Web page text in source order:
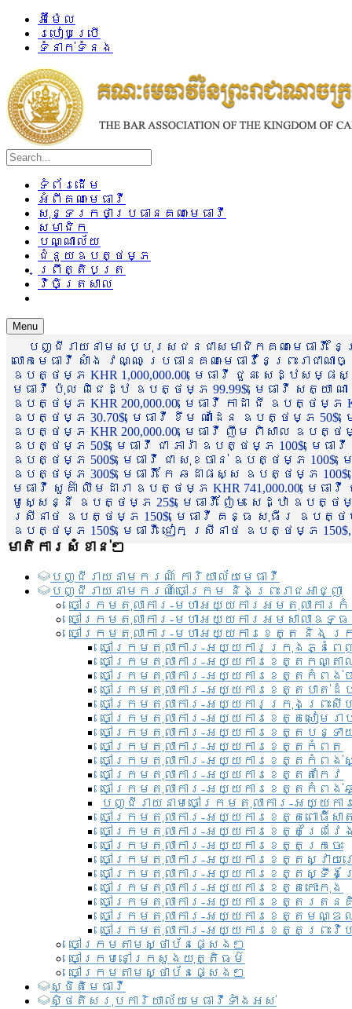
អ៊ីម៉ែល
របៀបប្រើ
ទំនាក់ទំនង
ទំព័រដើម
អំពីគណៈមេធាវី
សុន្ទរកថាប្រធានគណៈមេធាវី
សមាជិក
បណ្ណាល័យ
ជំនួយឧបត្ថម្ភ
ព្រឹត្តិបត្រ
វិចិត្រសាល
Menu
បញ្ជីរាយនាមសប្បុរសជនជាសមាជិកគណៈមេធាវី
លោកមេធាវី សាំង វណ្ណៈ ប្រធានគណៈមេធាវីនៃព្រះរា
ឧបត្ថម្ភ KHR 1,000,000.00, មេធាវី ជួន សេដ្ឋស
មេធាវី ប៉ុល ពិជេដ្ឋ ឧបត្ថម្ភ 99.99$, មេធាវី សត្យា ណ
ឧបត្ថម្ភ KHR 200,000.00, មេធាវី កាដា ជី ឧបត្ថម្ភ
ឧបត្ថម្ភ 30.70$, មេធាវី ខឹម ណាដែន ឧបត្ថម្ភ 50$,
ឧបត្ថម្ភ KHR 200,000.00, មេធាវី ញឹម ពិសាល ឧបត្ថ
ឧបត្ថម្ភ 50$, មេធាវី ជា ភារ៉ា ឧបត្ថម្ភ 100$, មេ
ឧបត្ថម្ភ 500$, មេធាវី ជា សុខចាន់ ឧបត្ថម្ភ
ឧបត្ថម្ភ 300$, មេធាវី កែ ឆដាផស្ស ឧបត្ថម្ភ
មេធាវី សួគ៌ា លឹមដារា ឧបត្ថម្ភ KHR 741,000.00, មេ
មូសេ្សន្នី ឧបត្ថម្ភ 25$, មេធាវី ញ៉ែម សេដ្ឋា ឧបត្ថ
ស្រីនាថ ឧបត្ថម្ភ 150$, មេធាវី គន្ធ សុធីរ ឧបត្ថម្ភ
ឧបត្ថម្ភ 150$, មេធាវី ជៀក ស្រីនាថ ឧបត្ថម្ភ 150$,
មាតិការសំខាន់ៗ
បញ្ជី​រាយ​នាមករណ៍ ការិយាល័យ​មេធាវី​
បញ្ជី​រាយ​នាមករណ៍​ចៅក្រម និងព្រះរាជអាជ្ញា
ចៅក្រមតុលាការ-មហាអយ្យការអមតុលាការ
ចៅក្រមតុលាការ-មហាអយ្យការអមសាលាឧទ្
ចៅក្រមតុលាការ-មហាអយ្យការខេត្ត និង ក្
ចៅក្រមតុលាការ-អយ្យការក្រុងភ្នំពេ
ចៅក្រមតុលាការ-អយ្យការខេត្តកណ្តា
ចៅក្រមតុលាការ-អយ្យការខេត្តកំពង់ច
ចៅក្រមតុលាការ-អយ្យការខេត្តបាត់ដំ
ចៅក្រមតុលាការ-អយ្យការ​ក្រុងព្រះសី
ចៅក្រមតុលាការ-អយ្យការខេត្តសៀមរា
ចៅក្រមតុលាការ-អយ្យការខេត្តបន្ទា
ចៅក្រមតុលាការ-អយ្យការខេត្តកំពត
ចៅក្រមតុលាការ-អយ្យការខេត្តកំពង់
ចៅក្រមតុលាការ-អយ្យការខេត្តតាកែវ
ចៅក្រមតុលាការ-អយ្យការខេត្តកំពង់
បញ្ជីរាយនាមចៅក្រមតុលាការ-អយ្យក
ចៅក្រមតុលាការ-អយ្យការខេត្តពោធិ៍សា
ចៅក្រមតុលាការ-អយ្យការខេត្តព្រៃវែ
ចៅក្រមតុលាការ-អយ្យការខេត្តក្រចេះ
ចៅក្រមតុលាការ-អយ្យការខេត្តស្វាយ
ចៅក្រមតុលាការ-អយ្យការខេត្តស្ទឹង
ចៅក្រមតុលាការ-អយ្យការខេត្តកោះកុង
ចៅក្រមតុលាការ-អយ្យការខេត្តរតន
ចៅក្រមតុលាការ-អយ្យការខេត្តមណ្
ចៅក្រមតុលាការ-អយ្យការខេត្តព្រះវិហ
ចៅក្រមតាមស្ថាប័នផ្សេងៗ
ចៅក្រមនៅក្រសួងយុត្តិធម៌
ចៅក្រមតាមស្ថាប័នផ្សេងៗ
ស្ថិតិមេធាវី
សិ្ថតិសរុបការិយាល័យមេធាវីទាំងអស់​